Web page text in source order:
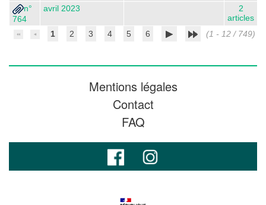
n°
764
avril 2023
2
articles
1
2 3 4 5 6 (1 - 12 / 749)
Mentions légales
Contact
FAQ